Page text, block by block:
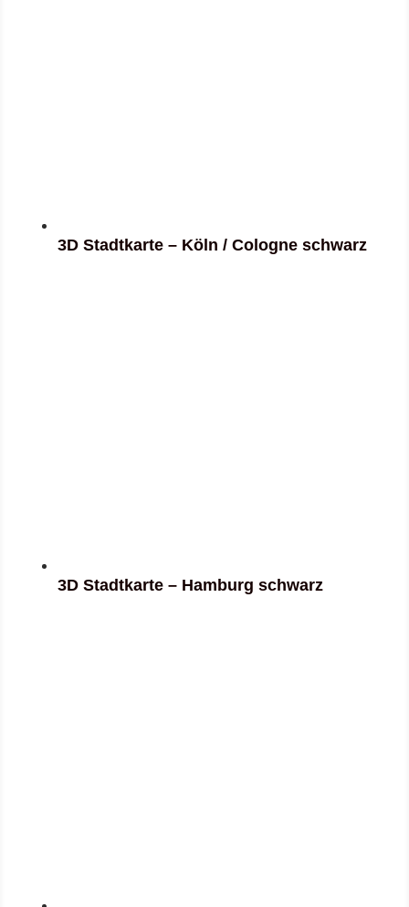
3D Stadtkarte – Köln / Cologne schwarz
3D Stadtkarte – Hamburg schwarz